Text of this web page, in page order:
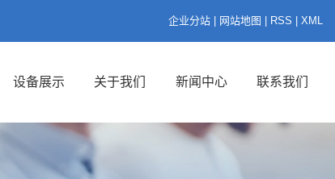
企业分站 网站地图 RSS XML
设备展示 关于我们 新闻中心 联系我们